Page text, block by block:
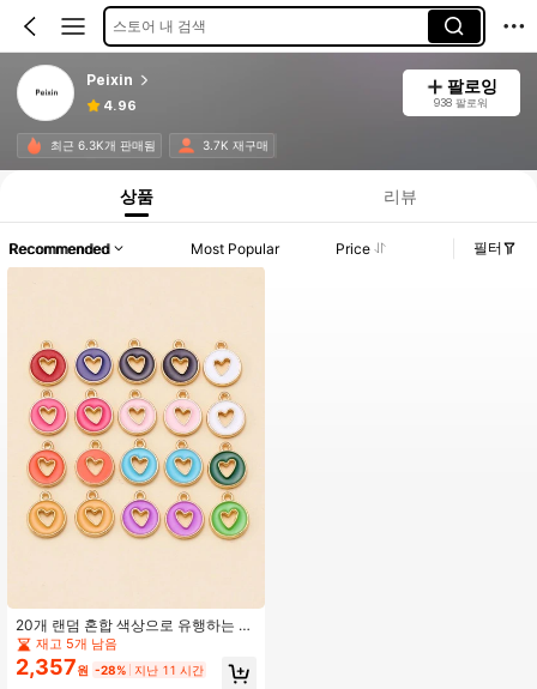
스토어 내 검색
Peixin
4.96
팔로잉
938 팔로워
최근 6.3K개 판매됨 3.7K 재구매
상품 리뷰
Recommended Most Popular Price 필터
20개 랜덤 혼합 색상으로 유행하는 더
블 사이드 드립 오일 하트 & 라운드 모
양 아연 합금 펜던트, 여성용 이어링,
목걸이, 팔찌 제작용 DIY 재료 도매.
재고 5개 남음
2,357원 -28% 지난 11 시간